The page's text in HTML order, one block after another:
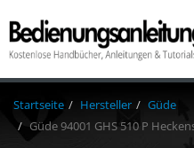
Startseite Hersteller
Güde
Güde 94001 GHS 510 P